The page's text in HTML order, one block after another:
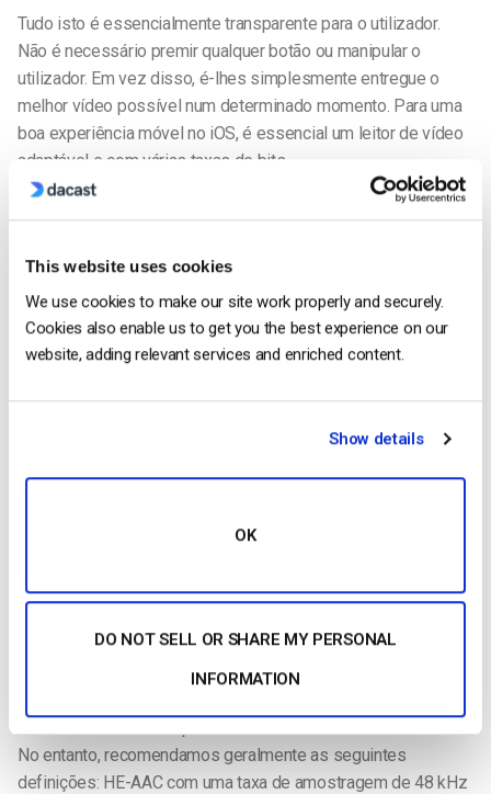
This website uses cookies
We use cookies to make our site work properly and securely.
Cookies also enable us to get you the best experience on our
website, adding relevant services and enriched content.
Show details
OK
DO NOT SELL OR SHARE MY PERSONAL
INFORMATION
Tudo isto é essencialmente transparente para o utilizador.
Não é necessário premir qualquer botão ou manipular o
utilizador. Em vez disso, é-lhes simplesmente entregue o
melhor vídeo possível num determinado momento. Para uma
boa experiência móvel no iOS, é essencial um leitor de vídeo
adaptável e com várias taxas de bits.
[Tweet “If you” re=”” streaming=”” to=”” ios=”” devices=””
video=”” player=”” ensure=”” high-quality.=””]
2. Utilizar o codec áudio correto
A segunda questão a considerar para a transmissão em direto
no iOS é o codec de áudio. A Apple suporta dois dos codecs
um ficheiro multimédia digital através da compressão.
ficheiros de tamanho muito inferior com uma redução mínima
tamanho dos ficheiros que produz é um pouco menor.
Especificamente, os dispositivos iOS actuais suportam o
No entanto, recomendamos geralmente as seguintes
definições: HE-AAC com uma taxa de amostragem de 48 kHz